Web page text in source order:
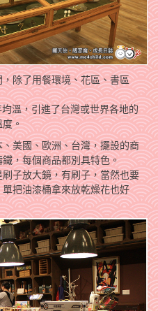
除了用餐環境、花區、書區
溫，引進了台灣或世界各地的
度。
美國、歐洲、台灣，擺設的商
，每個商品都別具特色。
子放大鏡，有刷子，當然也要
把油漆桶拿來放乾燥花也好